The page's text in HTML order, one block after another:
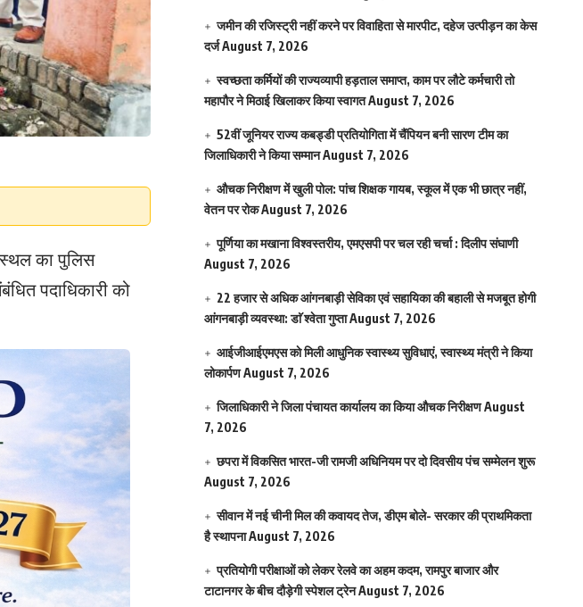
का पुलिस
पदाधिकारी को
जमीन की रजिस्ट्री नहीं करने पर विवाहिता से मारपीट, दहेज उत्पीड़न का केस
दर्जAugust 7, 2026
स्वच्छता कर्मियों की राज्यव्यापी हड़ताल समाप्त, काम पर लौटे कर्मचारी तो
महापौर ने मिठाई खिलाकर किया स्वागतAugust 7, 2026
52वीं जूनियर राज्य कबड्डी प्रतियोगिता में चैंपियन बनी सारण टीम का
जिलाधिकारी ने किया सम्मानAugust 7, 2026
औचक निरीक्षण में खुली पोल: पांच शिक्षक गायब, स्कूल में एक भी छात्र नहीं,
वेतन पर रोकAugust 7, 2026
पूर्णिया का मखाना विश्वस्तरीय, एमएसपी पर चल रही चर्चा : दिलीप संघाणी
August 7, 2026
22 हजार से अधिक आंगनबाड़ी सेविका एवं सहायिका की बहाली से मजबूत होगी
आंगनबाड़ी व्यवस्था: डाॅ श्वेता गुप्ताAugust 7, 2026
आईजीआईएमएस काे मिली आधुनिक स्वास्थ्य सुविधाएं, स्वास्थ्य मंत्री ने किया
लोकार्पणAugust 7, 2026
जिलाधिकारी ने जिला पंचायत कार्यालय का किया औचक निरीक्षणAugust
7, 2026
छपरा में विकसित भारत-जी रामजी अधिनियम पर दो दिवसीय पंच सम्मेलन शुरू
August 7, 2026
सीवान में नई चीनी मिल की कवायद तेज, डीएम बोले- सरकार की प्राथमिकता
है स्थापनाAugust 7, 2026
प्रतियोगी परीक्षाओं को लेकर रेलवे का अहम कदम, रामपुर बाजार और
टाटानगर के बीच दौड़ेगी स्पेशल ट्रेनAugust 7, 2026